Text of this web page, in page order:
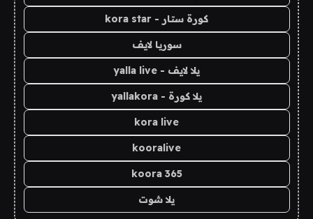
كورة ستار - kora star
سوريا لايف
يلا لايف - yalla live
يلا كورة - yallakora
kora live
kooralive
koora 365
يلا شوت